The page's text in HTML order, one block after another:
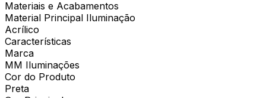
Materiais e Acabamentos
Material Principal Iluminação
Acrílico
Características
Marca
MM Iluminações
Cor do Produto
Preta